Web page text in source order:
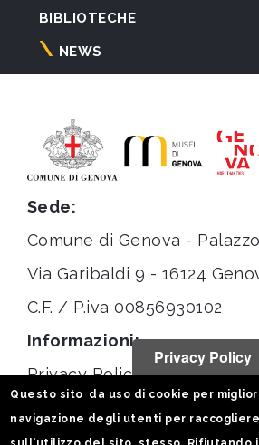
BIBLIOTECHE
NEWS
Sede:
Comune di Genova -
Via Garibaldi 9 - 16124
C.F. / P.iva 00856930102
Informazioni:
Privacy Policy
Privacy Policy
Questo sito da uso di cookie per
navigazione degli utenti per